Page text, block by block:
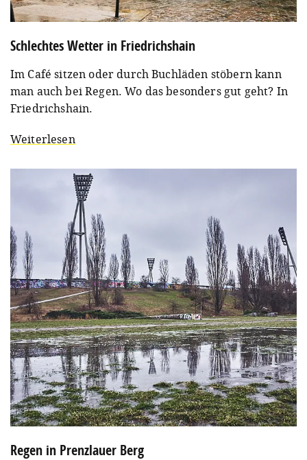
Schlechtes Wetter in Friedrichshain
Im Café sitzen oder durch Buchläden stöbern kann
man auch bei Regen. Wo das besonders gut geht? In
Friedrichshain.
Weiterlesen
Regen in Prenzlauer Berg